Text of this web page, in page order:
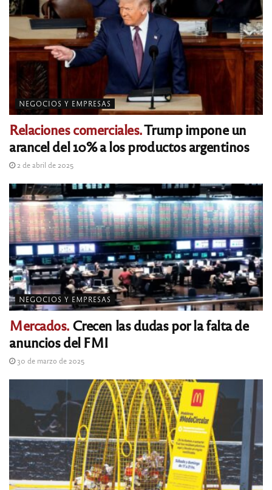
NEGOCIOS Y EMPRESAS
Relaciones comerciales.Trump impone un
arancel del 10% a los productos argentinos
2 de abril de 2025
NEGOCIOS Y EMPRESAS
Mercados. Crecen las dudas por la falta de
anuncios del FMI
30 de marzo de 2025